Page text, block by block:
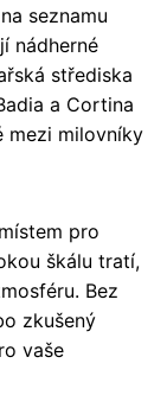
seznamu
nádherné
střediska
a Cortina
mezi milovníky
pro
škálu tratí,
Bez
zkušený
vaše